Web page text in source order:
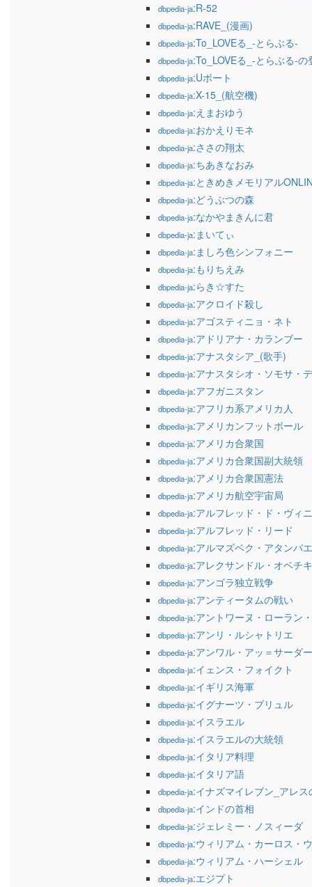
dbpedia-ja:R-52
dbpedia-ja:RAVE_(漫画)
dbpedia-ja:To_LOVEる_-とらぶる-
dbpedia-ja:To_LOVEる_-とらぶる-の
dbpedia-ja:Uボート
dbpedia-ja:X-15_(航空機)
dbpedia-ja:えまおゆう
dbpedia-ja:おかえりモネ
dbpedia-ja:ささの翔太
dbpedia-ja:ちあきなおみ
dbpedia-ja:ときめきメモリアル
dbpedia-ja:どうぶつの森
dbpedia-ja:なかやまきんに君
dbpedia-ja:まいてぃ
dbpedia-ja:ましろ色シンフォニー
dbpedia-ja:もりちえみ
dbpedia-ja:らき☆すた
dbpedia-ja:アクロイド殺し
dbpedia-ja:アゴスティニョ・ネト
dbpedia-ja:アドリアナ・カランブー
dbpedia-ja:アナスタシア_(歌手)
dbpedia-ja:アナスタシオ・ソモサ・
dbpedia-ja:アフガニスタン
dbpedia-ja:アフリカ系アメリカ人
dbpedia-ja:アメリカンフットボール
dbpedia-ja:アメリカ合衆国
dbpedia-ja:アメリカ合衆国副大統領
dbpedia-ja:アメリカ合衆国憲法
dbpedia-ja:アメリカ航空宇宙局
dbpedia-ja:アルフレッド・ド・ヴィ
dbpedia-ja:アルフレッド・リード
dbpedia-ja:アルマズベク・アタンバ
dbpedia-ja:アレクサンドル・オベチ
dbpedia-ja:アンゴラ独立戦争
dbpedia-ja:アンティータムの戦い
dbpedia-ja:アントワーヌ・ローラン
dbpedia-ja:アンリ・ルシャトリエ
dbpedia-ja:アンワル・アッ＝サーダ
dbpedia-ja:イェンス・フォイクト
dbpedia-ja:イギリス海軍
dbpedia-ja:イグナーツ・ブリュル
dbpedia-ja:イスラエル
dbpedia-ja:イスラエルの大統領
dbpedia-ja:イタリア料理
dbpedia-ja:イタリア語
dbpedia-ja:イナズマイレブン_アレス
dbpedia-ja:インドの首相
dbpedia-ja:ジェレミー・ノスィーダ
dbpedia-ja:ウィリアム・カーロス・
dbpedia-ja:ウィリアム・ハーシェル
dbpedia-ja:エジプト